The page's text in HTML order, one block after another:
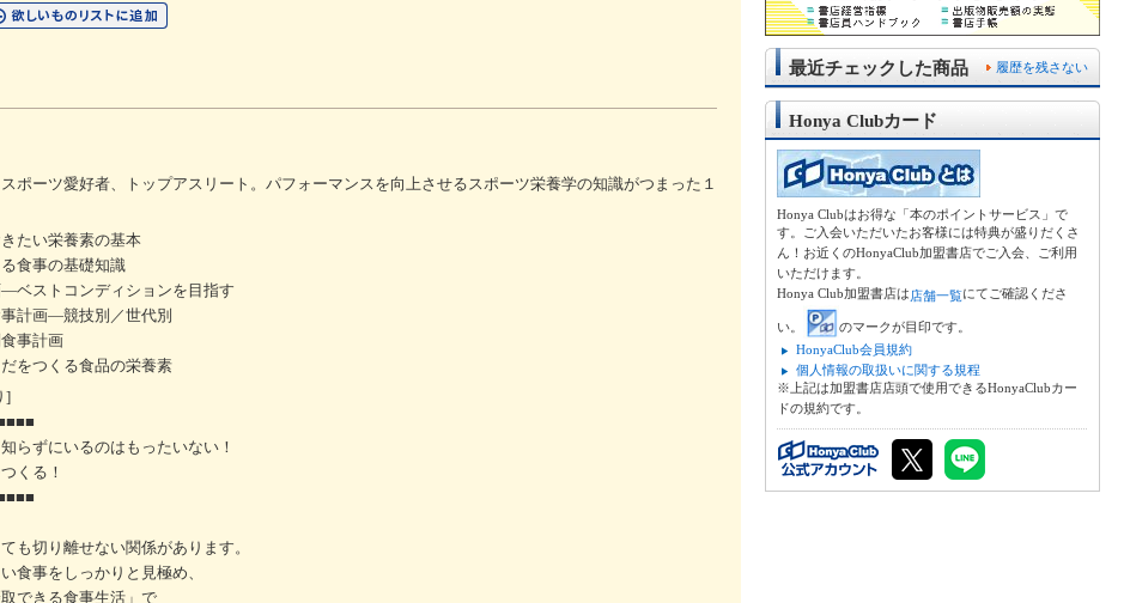
ポーツ愛好者、トップアスリート。パフォーマンスを向上させるスポーツ栄養学の知識がつまった１
たい栄養素の基本
食事の基礎知識
ベストコンディションを目指す
計画―競技別／世代別
事計画
をつくる食品の栄養素
]
らずにいるのはもったいない！
くる！
も切り離せない関係があります。
食事をしっかりと見極め、
できる食事生活」で
履歴を残さない
最近チェックした商品
Honya Clubカード
Honya Clubはお得な「本のポイントサービス」で
す。ご入会いただいたお客様には特典が盛りだくさ
ん！お近くのHonyaClub加盟書店でご入会、ご利用
いただけます。
Honya Club加盟書店は店舗一覧にてご確認くださ
い。
のマークが目印です。
HonyaClub会員規約
個人情報の取扱いに関する規程
※上記は加盟書店店頭で使用できるHonyaClubカー
ドの規約です。